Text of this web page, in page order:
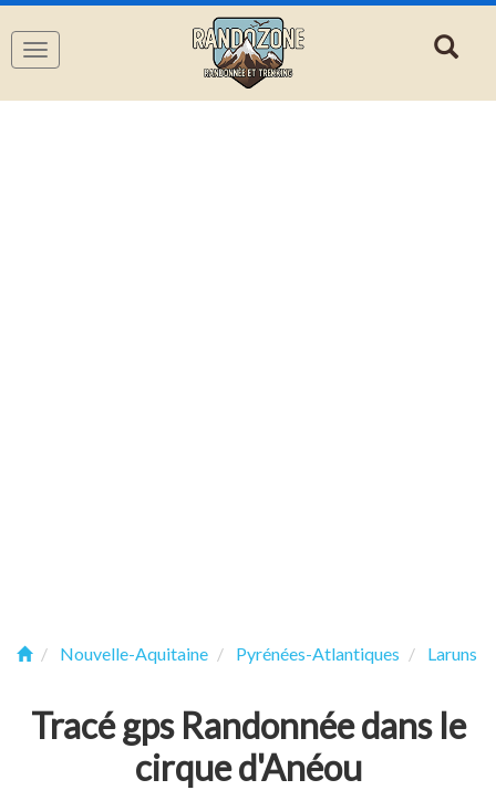
Navigation
Nouvelle-Aquitaine Pyrénées-Atlantiques Laruns
Tracé gps Randonnée dans le
cirque d'Anéou